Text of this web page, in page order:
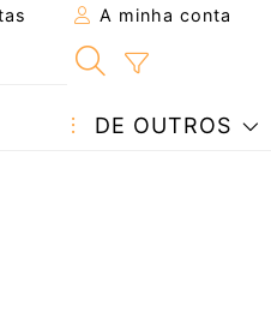
A minha conta
DE OUTROS